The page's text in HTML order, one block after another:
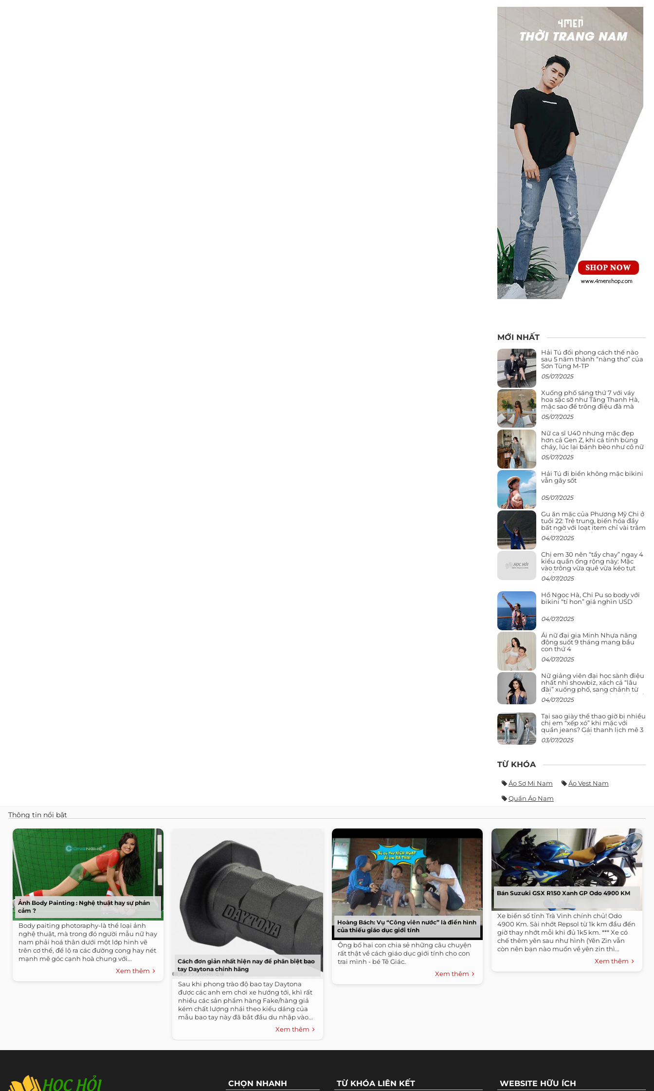
MỚI NHẤT
Hải Tú đổi phong cách thế nào
sau 5 năm thành “nàng thơ” của
Sơn Tùng M-TP
05/07/2025
Xuống phố sáng thứ 7 với váy
hoa sặc sỡ như Tăng Thanh Hà,
mặc sao để trông điệu đà mà
không sến
05/07/2025
Nữ ca sĩ U40 nhưng mặc đẹp
hơn cả Gen Z, khi cá tính bùng
cháy, lúc lại bánh bèo như cô nữ
chính ngôn tình
05/07/2025
Hải Tú đi biển không mặc bikini
vẫn gây sốt
05/07/2025
Gu ăn mặc của Phương Mỹ Chi ở
tuổi 22: Trẻ trung, biến hóa đầy
bất ngờ với loạt item chỉ vài trăm
nghìn đã mua được
04/07/2025
Chị em 30 nên “tẩy chay” ngay 4
kiểu quần ống rộng này: Mặc
vào trông vừa quê vừa kéo tụt
chiều cao
04/07/2025
Hồ Ngọc Hà, Chi Pu so body với
bikini “tí hon” giá nghìn USD
04/07/2025
Ái nữ đại gia Minh Nhựa năng
động suốt 9 tháng mang bầu
con thứ 4
04/07/2025
Nữ giảng viên đại học sành điệu
nhất nhì showbiz, xách cả “lâu
đài” xuống phố, sang chảnh từ
giảng đường ra phố khó ai đọ lại
04/07/2025
Tại sao giày thể thao giờ bị nhiều
chị em “xếp xó” khi mặc với
quần jeans? Gái thanh lịch mê 3
kiểu này hơn hẳn
03/07/2025
TỪ KHÓA
Áo Sơ Mi Nam
Áo Vest Nam
Quần Áo Nam
Thông tin nổi bật
Ảnh Body Painting : Nghệ thuật hay sự phản
cảm ?
Body paiting photoraphy-là thể loại ảnh
nghệ thuật, mà trong đó người mẫu nữ hay
nam phải hoá thân dưới một lớp hình vẽ
trên cơ thể, để lộ ra các đường cong hay nét
mạnh mẽ góc cạnh hoà chung với...
Xem thêm
Cách đơn giản nhất hiện nay để phân biệt bao
tay Daytona chính hãng
Sau khi phong trào độ bao tay Daytona
được các anh em chơi xe hướng tới, khì rất
nhiều các sản phẩm hàng Fake/hàng giả
kém chất lượng nhái theo kiểu dáng của
mẫu bao tay này đã bắt đầu du nhập vào...
Xem thêm
Hoàng Bách: Vụ “Công viên nước” là điển hình
của thiếu giáo dục giới tính
Ông bố hai con chia sẻ những câu chuyện
rất thật về cách giáo dục giới tính cho con
trai mình - bé Tê Giác.
Xem thêm
Bán Suzuki GSX R150 Xanh GP Odo 4900 KM
Xe biển số tỉnh Trà Vinh chính chủ! Odo
4900 Km. Sài nhớt Repsol từ 1k km đầu đến
giờ thay nhớt mỗi khi đủ 1k5 km. *** Xe có
chế thêm yên sau như hình (Yên Zin vẫn
còn nên bạn nào muốn về yên zin thì...
Xem thêm
CHỌN NHANH TỪ KHÓA LIÊN KẾT WEBSITE HỮU ÍCH